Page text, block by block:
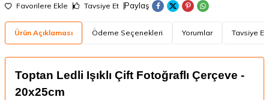
Favorilere Ekle Tavsiye Et Paylaş
Ürün Açıklaması Ödeme Seçenekleri Yorumlar Tavsiye Et
Toptan Ledli Işıklı Çift Fotoğraflı Çerçeve -
20x25cm